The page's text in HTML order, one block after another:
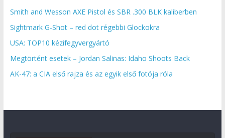
Smith and Wesson AXE Pistol és SBR .300 BLK kaliberben
Sightmark G-Shot – red dot régebbi Glockokra
USA: TOP10 kézifegyvergyártó
Megtörtént esetek – Jordan Salinas: Idaho Shoots Back
AK-47: a CIA első rajza és az egyik első fotója róla